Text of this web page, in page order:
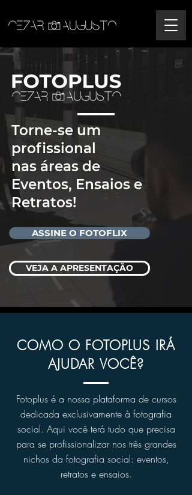
Torne-se um
profissional
nas áreas de
Eventos, Ensaios e
Retratos!
ASSINE O FOTOFLIX
VEJA A APRESENTAÇÃO
COMO O FOTOPLUS IRÁ
AJUDAR VOCÊ?
Fotoplus é a nossa plataforma de cursos
dedicada exclusivamente à fotografia
social. Aqui você terá tudo que precisa
para se profissionalizar nos três grandes
nichos da fotografia social: eventos,
retratos e ensaios.